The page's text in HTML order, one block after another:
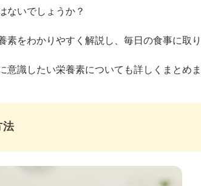
ないでしょうか？
をわかりやすく解説し、毎日の食事に取
識したい栄養素についても詳しくまとめ
法